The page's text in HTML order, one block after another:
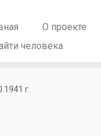
О проекте
человека
г.